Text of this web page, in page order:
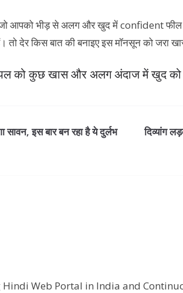
आपको भीड़ से अलग और खुद में confident फील
देर किस बात की बनाइए इस मॉनसून को जरा
को कुछ खास और अलग अंदाज में खुद को
इस बार बन रहा है ये दुर्लभ
दिव्यांग
Web Portal in India and